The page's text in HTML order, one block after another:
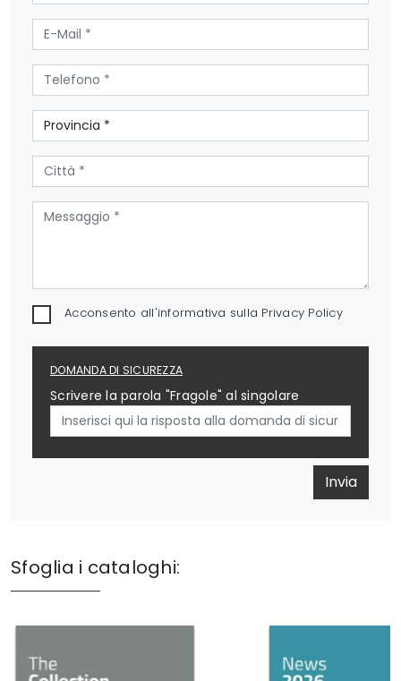
Acconsento all'informativa sulla Privacy Policy
DOMANDA DI SICUREZZA
Scrivere la parola "Fragole" al singolare
Invia
Sfoglia i cataloghi: